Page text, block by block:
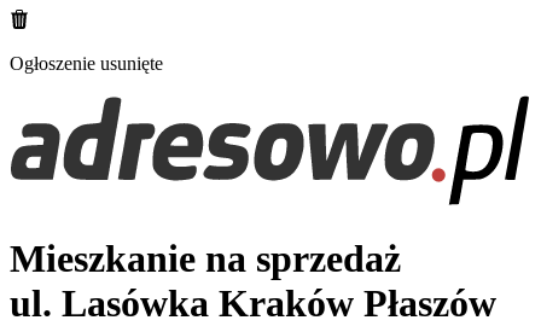
Ogłoszenie usunięte
Mieszkanie na sprzedaż
ul. Lasówka Kraków Płaszów